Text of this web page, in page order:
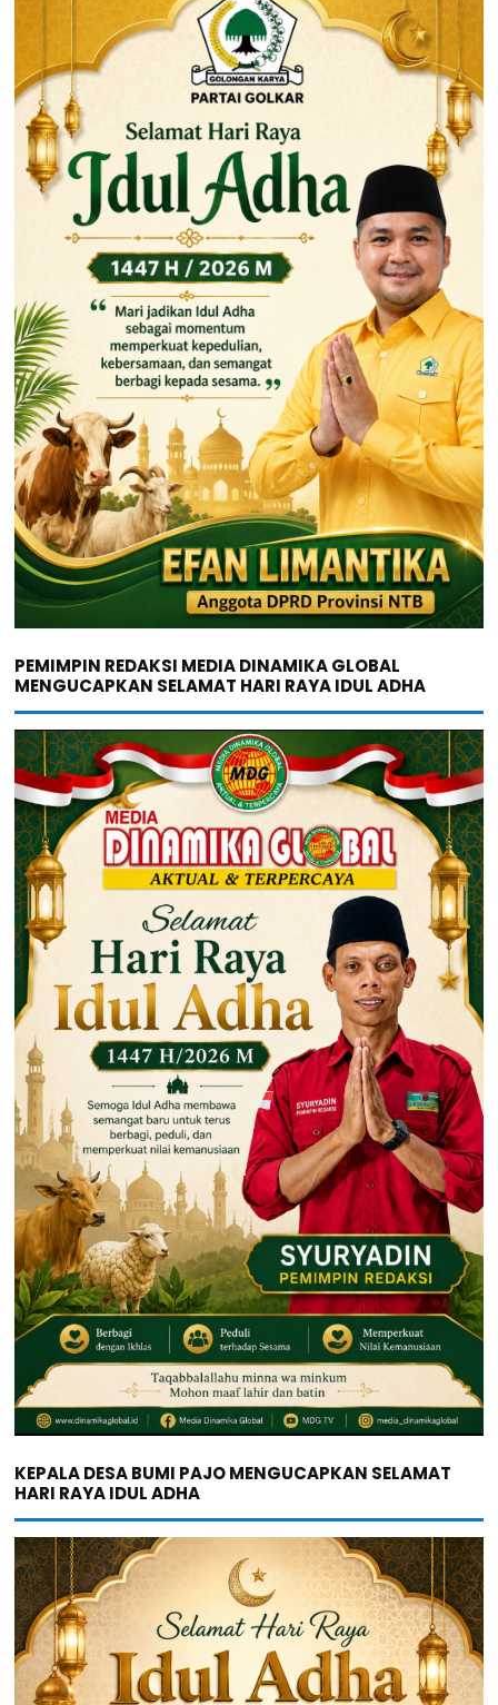
PEMIMPIN REDAKSI MEDIA DINAMIKA GLOBAL
MENGUCAPKAN SELAMAT HARI RAYA IDUL ADHA
KEPALA DESA BUMI PAJO MENGUCAPKAN SELAMAT
HARI RAYA IDUL ADHA